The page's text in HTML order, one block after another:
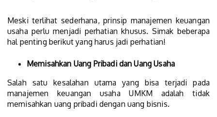
Meski terlihat sederhana, prinsip manajemen keuangan
usaha perlu menjadi perhatian khusus. Simak beberapa
hal penting berikut yang harus jadi perhatian!
Memisahkan Uang Pribadi dan Uang Usaha
Salah satu kesalahan utama yang bisa terjadi pada
manajemen keuangan usaha UMKM adalah tidak
memisahkan uang pribadi dengan uang bisnis.